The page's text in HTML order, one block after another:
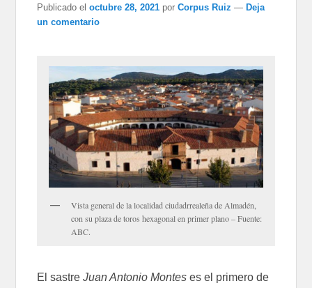
Publicado el octubre 28, 2021 porCorpus Ruiz — Deja
un comentario
Vista general de la localidad ciudadrrealeña de Almadén,
con su plaza de toros hexagonal en primer plano – Fuente:
ABC.
El sastreJuan Antonio Montes es el primero de